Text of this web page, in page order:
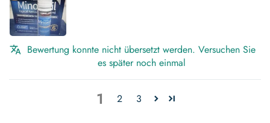
Bewertung konnte nicht übersetzt werden. Versuchen Sie
es später noch einmal
1 2 3